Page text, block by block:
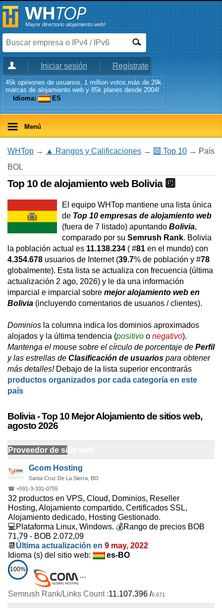
Mayor directorio alojamiento web!
Iniciar sesión Regístrate
45k opiniones de usuarios, 1 million votos,más de 29k
marcas de alojamiento web y 85k planes desde 2004!
Idioma:
ES
Menú
WHTop → ▲ Rangos y Calificaciones → 🔟 Top 10 → País
BOL
Top 10 de alojamiento web Bolivia 🔟
El equipo WHTop mantiene una lista única
de Top 10 empresas de alojamiento web
(fuera de 7 listado) apuntando Bolivia,
comparado por su Semrush Rank. Bolivia
la población actual es 11.138.234 ( #81 en el mundo) con
4.354.678 usuarios de Internet (39.7% de población y #78
globalmente). Esta lista se actualiza con frecuencia (última
actualización 2 ago, 2026) y le da una información
imparcial e imparcial sobre mejor alojamiento web en
Bolivia (incluyendo comentarios de usuarios / clientes).
Dominios la columna indica los dominios aproximados
alojados y la última tendencia (positivo o negativo).
Mantenga el mouse sobre el círculo de porcentaje de Perfil
y las estrellas de Clasificación de usuarios para obtener
más detalles!Debajo de la lista superior encontrarás
productos organizados por cada categoría en este
país
Bolivia - Top 10 Mejor Alojamiento de sitios web,
agosto 2026
Proveedor de sitio web
Gcom Hosting
Santa Cruz De La Sierra, BO
☎ +591-3-331-0755
32 productos en VPS, Cloud, Dominios, Reseller
Hosting, Alojamiento compartido, Certificados SSL,
Alojamiento dedicado, Hosting Gestionado.
💻Plataforma Linux, Windows. 💰Rango de precios BOB
71,79 - BOB 2.072,09
📆 Última actualización en 9 may, 2022
Idioma (s) del sitio web:
es-BO
100%
11.107.396 /6.671